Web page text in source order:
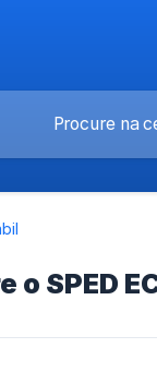
o SPED